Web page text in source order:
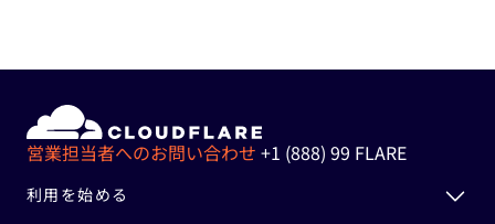
営業担当者へのお問い合わせ +1 (888) 99 FLARE
利用を始める